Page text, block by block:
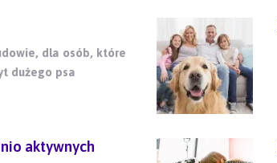
dla osób, które
dużego psa
aktywnych